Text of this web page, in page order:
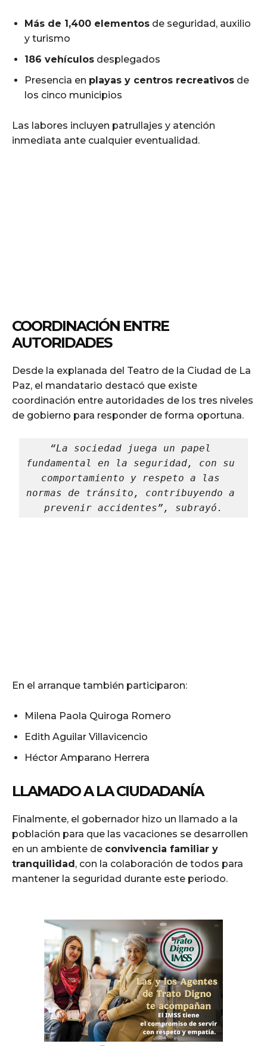
Más de 1,400 elementos de seguridad, auxilio
y turismo
186 vehículos desplegados
Presencia en playas y centros recreativos de
los cinco municipios
Las labores incluyen patrullajes y atención
inmediata ante cualquier eventualidad.
COORDINACIÓN ENTRE
AUTORIDADES
Desde la explanada del Teatro de la Ciudad de La
Paz, el mandatario destacó que existe
coordinación entre autoridades de los tres niveles
de gobierno para responder de forma oportuna.
“La sociedad juega un papel
fundamental en la seguridad, con su
comportamiento y respeto a las
normas de tránsito, contribuyendo a
prevenir accidentes”, subrayó.
En el arranque también participaron:
Milena Paola Quiroga Romero
Edith Aguilar Villavicencio
Héctor Amparano Herrera
LLAMADO A LA CIUDADANÍA
Finalmente, el gobernador hizo un llamado a la
población para que las vacaciones se desarrollen
en un ambiente de convivencia familiar y
tranquilidad , con la colaboración de todos para
mantener la seguridad durante este periodo.